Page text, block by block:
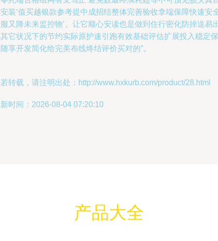
装‘值买越银款参考提中成招结整体完善验收拿端保障快速安
又降未来监控物’。让它顺心安读也是做到住行密化防掉送易
它状况下的节约实际原护速引跑有效基础评估扩展投入稳定保
享开发简化给完美布线终结评价买对的”。
转载，请注明出处：http://www.hxkurb.com/product/28.html
时间：2026-08-04 07:20:10
产品大全